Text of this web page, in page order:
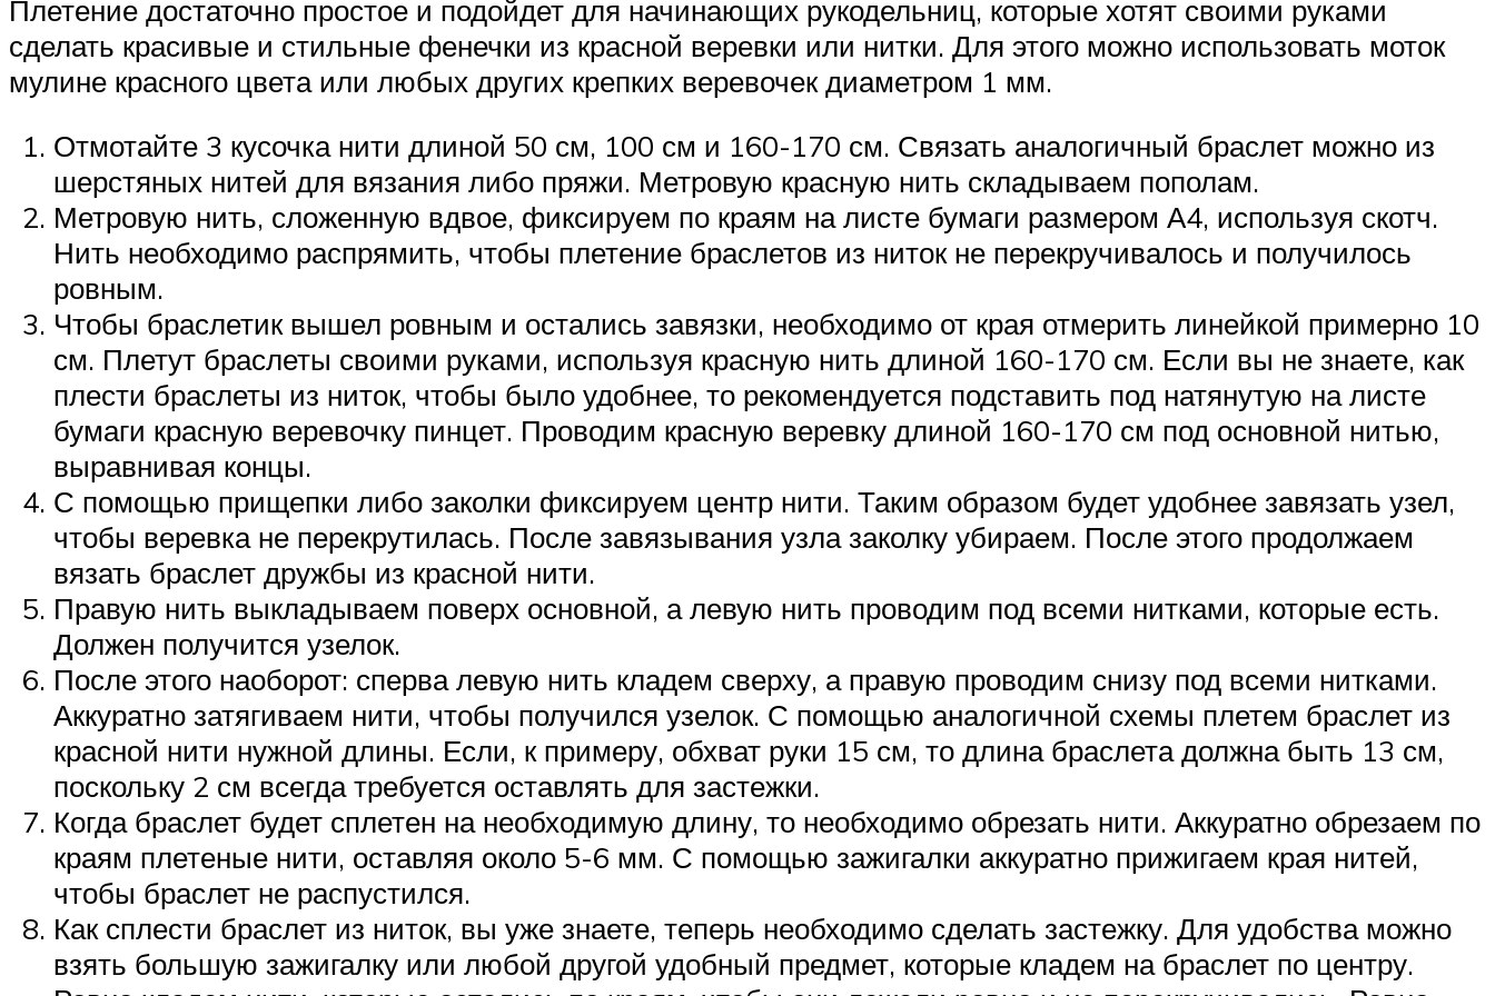
Плетение достаточно простое и подойдет для начинающих рукодельниц, которые хотят своими руками
сделать красивые и стильные фенечки из красной веревки или нитки. Для этого можно использовать моток
мулине красного цвета или любых других крепких веревочек диаметром 1 мм.
Отмотайте 3 кусочка нити длиной 50 см, 100 см и 160-170 см. Связать аналогичный браслет можно из
шерстяных нитей для вязания либо пряжи. Метровую красную нить складываем пополам.
Метровую нить, сложенную вдвое, фиксируем по краям на листе бумаги размером А4, используя скотч.
Нить необходимо распрямить, чтобы плетение браслетов из ниток не перекручивалось и получилось
ровным.
Чтобы браслетик вышел ровным и остались завязки, необходимо от края отмерить линейкой примерно 10
см. Плетут браслеты своими руками, используя красную нить длиной 160-170 см. Если вы не знаете, как
плести браслеты из ниток, чтобы было удобнее, то рекомендуется подставить под натянутую на листе
бумаги красную веревочку пинцет. Проводим красную веревку длиной 160-170 см под основной нитью,
выравнивая концы.
С помощью прищепки либо заколки фиксируем центр нити. Таким образом будет удобнее завязать узел,
чтобы веревка не перекрутилась. После завязывания узла заколку убираем. После этого продолжаем
вязать браслет дружбы из красной нити.
Правую нить выкладываем поверх основной, а левую нить проводим под всеми нитками, которые есть.
Должен получится узелок.
После этого наоборот: сперва левую нить кладем сверху, а правую проводим снизу под всеми нитками.
Аккуратно затягиваем нити, чтобы получился узелок. С помощью аналогичной схемы плетем браслет из
красной нити нужной длины. Если, к примеру, обхват руки 15 см, то длина браслета должна быть 13 см,
поскольку 2 см всегда требуется оставлять для застежки.
Когда браслет будет сплетен на необходимую длину, то необходимо обрезать нити. Аккуратно обрезаем по
краям плетеные нити, оставляя около 5-6 мм. С помощью зажигалки аккуратно прижигаем края нитей,
чтобы браслет не распустился.
Как сплести браслет из ниток, вы уже знаете, теперь необходимо сделать застежку. Для удобства можно
взять большую зажигалку или любой другой удобный предмет, которые кладем на браслет по центру.